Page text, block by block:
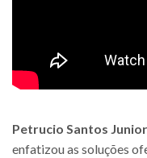
Petrucio Santos Junior
enfatizou as soluções